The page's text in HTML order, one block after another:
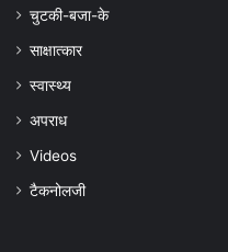
चुटकी-बजा-के
साक्षात्कार
स्वास्थ्य
अपराध
Videos
टैकनोलजी